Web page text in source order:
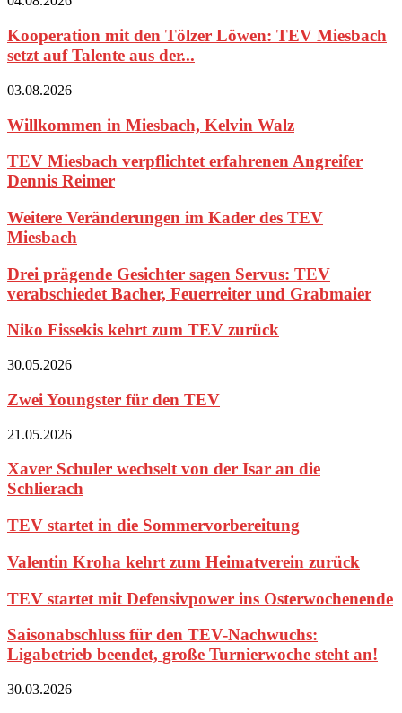
Kooperation mit den Tölzer Löwen: TEV Miesbach
setzt auf Talente aus der...
03.08.2026
Willkommen in Miesbach, Kelvin Walz
TEV Miesbach verpflichtet erfahrenen Angreifer
Dennis Reimer
Weitere Veränderungen im Kader des TEV
Miesbach
Drei prägende Gesichter sagen Servus: TEV
verabschiedet Bacher, Feuerreiter und Grabmaier
Niko Fissekis kehrt zum TEV zurück
30.05.2026
Zwei Youngster für den TEV
21.05.2026
Xaver Schuler wechselt von der Isar an die
Schlierach
TEV startet in die Sommervorbereitung
Valentin Kroha kehrt zum Heimatverein zurück
TEV startet mit Defensivpower ins Osterwochenende
Saisonabschluss für den TEV-Nachwuchs:
Ligabetrieb beendet, große Turnierwoche steht an!
30.03.2026